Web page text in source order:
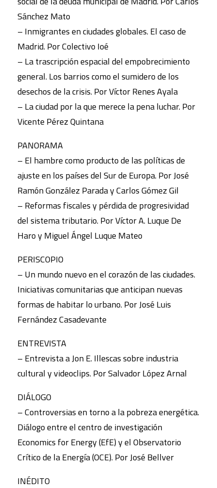
Sánchez Mato
– Inmigrantes en ciudades globales. El caso de
Madrid. Por Colectivo Ioé
– La trascripción espacial del empobrecimiento
general. Los barrios como el sumidero de los
desechos de la crisis. Por Víctor Renes Ayala
– La ciudad por la que merece la pena luchar. Por
Vicente Pérez Quintana
PANORAMA
– El hambre como producto de las políticas de
ajuste en los países del Sur de Europa. Por José
Ramón González Parada y Carlos Gómez Gil
– Reformas fiscales y pérdida de progresividad
del sistema tributario. Por Víctor A. Luque De
Haro y Miguel Ángel Luque Mateo
PERISCOPIO
– Un mundo nuevo en el corazón de las ciudades.
Iniciativas comunitarias que anticipan nuevas
formas de habitar lo urbano. Por José Luis
Fernández Casadevante
ENTREVISTA
– Entrevista a Jon E. Illescas sobre industria
cultural y videoclips. Por Salvador López Arnal
DIÁLOGO
– Controversias en torno a la pobreza energética.
Diálogo entre el centro de investigación
Economics for Energy (EfE) y el Observatorio
Crítico de la Energía (OCE). Por José Bellver
INÉDITO